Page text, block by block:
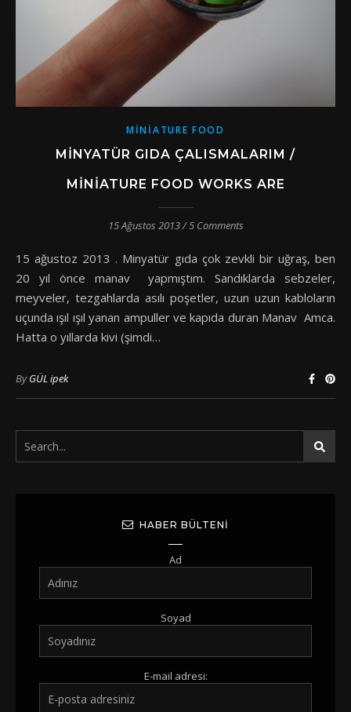
MINIATURE FOOD
MINYATÜR GIDA ÇALISMALARIM /
MINIATURE FOOD WORKS ARE
15 Ağustos 2013/5 Comments
15 ağustoz 2013 . Minyatür gıda çok zevkli bir uğraş, ben
20 yıl önce manav yapmıştım. Sandıklarda sebzeler,
meyveler, tezgahlarda asılı poşetler, uzun uzun kabloların
uçunda ışıl ışıl yanan ampuller ve kapıda duran Manav Amca.
Hatta o yıllarda kivi (şimdi…
ByGÜL ipek
HABER BÜLTENI
Ad
Soyad
E-mail adresi: